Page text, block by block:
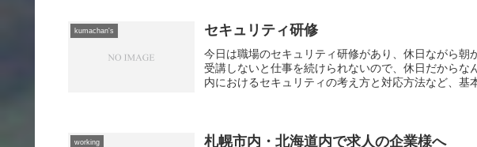
kumachan's セキュリティ研修
今日は職場のセキュリティ研修があり、休日ながら
受講しないと仕事を続けられないので、休日だから
内におけるセキュリティの考え方と対応方法など、基
working 札幌市内・北海道内で求人の企業様へ